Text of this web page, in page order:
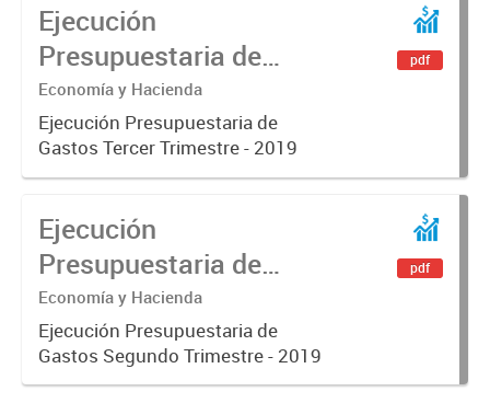
Ejecución
Presupuestaria de
Gastos Tercer Trimestre
- 2019
Economía y Hacienda
Ejecución Presupuestaria de
Gastos Tercer Trimestre - 2019
pdf
Ejecución
Presupuestaria de
Gastos Segundo
Trimestre - 2019
Economía y Hacienda
Ejecución Presupuestaria de
Gastos Segundo Trimestre - 2019
pdf